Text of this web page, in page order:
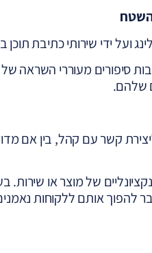
ועל ידי שירותי כתיבת תוכן
סיפורים מעוררי השראה
שלהם.
קשר עם קהל, בין אם
של מוצר או שירות.
אותם ללקוחות